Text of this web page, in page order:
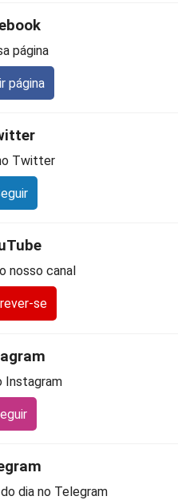
página
página
Twitter
nosso canal
se
Instagram
dia no Telegram